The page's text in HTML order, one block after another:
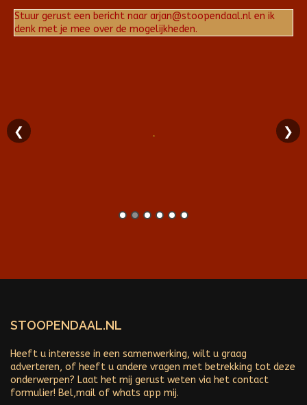
Stuur gerust een bericht naar arjan@stoopendaal.nl en ik
denk met je mee over de mogelijkheden.
❮ ❯
STOOPENDAAL.NL
Heeft u interesse in een samenwerking, wilt u graag
adverteren, of heeft u andere vragen met betrekking tot deze
onderwerpen? Laat het mij gerust weten via het contact
formulier! Bel,mail of whats app mij.